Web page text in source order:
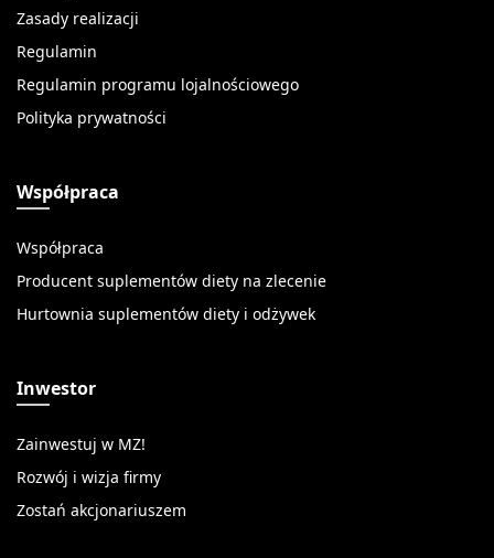
Zasady realizacji
Regulamin
Regulamin programu lojalnościowego
Polityka prywatności
Współpraca
Współpraca
Producent suplementów diety na zlecenie
Hurtownia suplementów diety i odżywek
Inwestor
Zainwestuj w MZ!
Rozwój i wizja firmy
Zostań akcjonariuszem